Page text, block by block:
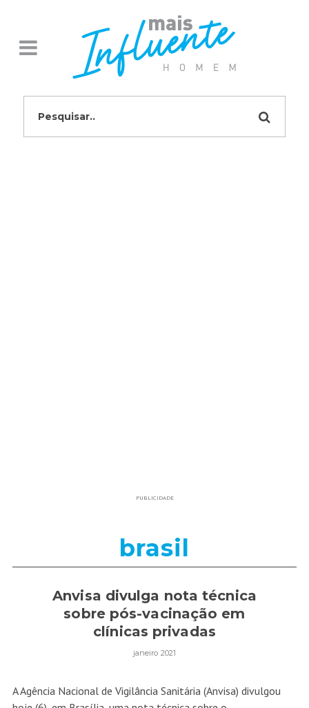
PUBLICIDADE
brasil
Anvisa divulga nota técnica
sobre pós-vacinação em
clínicas privadas
janeiro 2021
A Agência Nacional de Vigilância Sanitária (Anvisa) divulgou